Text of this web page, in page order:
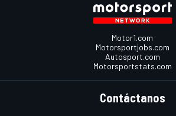
Motor1.com
Motorsportjobs.com
Autosport.com
Motorsportstats.com
Contáctanos